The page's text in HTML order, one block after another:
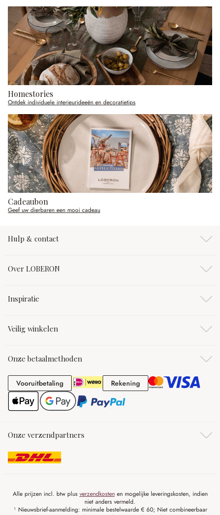
Homestories
Ontdek individuele interieurideeën en decoratietips
Cadeaubon
Geef uw dierbaren een mooi cadeau
Hulp & contact
Over LOBERON
Inspiratie
Veilig winkelen
Onze betaalmethoden
VooruitbetalingVooruitbetaling RekeningRekening
Onze verzendpartners
Alle prijzen incl. btw plus verzendkostenen mogelijke leveringskosten, indien
niet anders vermeld.
¹ Nieuwsbrief-aanmelding: minimale bestelwaarde € 60; Niet combineerbaar